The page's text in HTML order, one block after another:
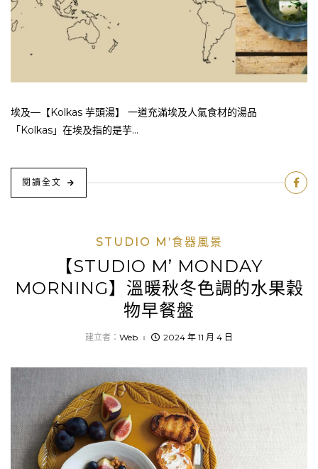
埃及—【Kolkas 芋頭湯】 一道充滿埃及人氣食材的湯品
「Kolkas」在埃及指的是芋...
閱讀全文
STUDIO M’食器風景
【STUDIO M’ MONDAY
MORNING】溫暖秋冬色調的水果穀
物早餐盤
建立者： Web 2024 年 11 月 4 日